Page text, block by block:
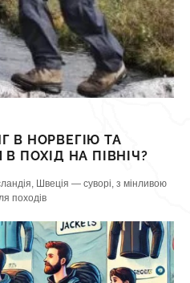
В НОРВЕГІЮ ТА
ПОХІД НА ПІВНІЧ?
Швеція — суворі, з мінливою
походів